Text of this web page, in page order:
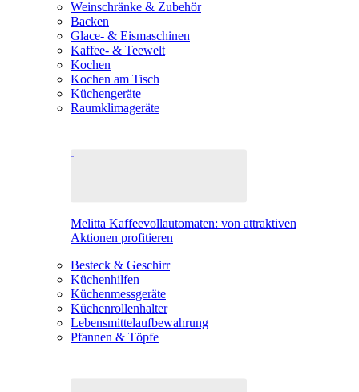
Weinschränke & Zubehör
Backen
Glace- & Eismaschinen
Kaffee- & Teewelt
Kochen
Kochen am Tisch
Küchengeräte
Raumklimageräte
Melitta Kaffeevollautomaten: von attraktiven
Aktionen profitieren
Besteck & Geschirr
Küchenhilfen
Küchenmessgeräte
Küchenrollenhalter
Lebensmittelaufbewahrung
Pfannen & Töpfe